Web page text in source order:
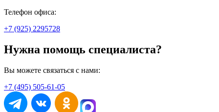
Телефон офиса:
+7 (925) 2295728
Нужна помощь специалиста?
Вы можете связаться с нами:
+7 (495) 505-61-05